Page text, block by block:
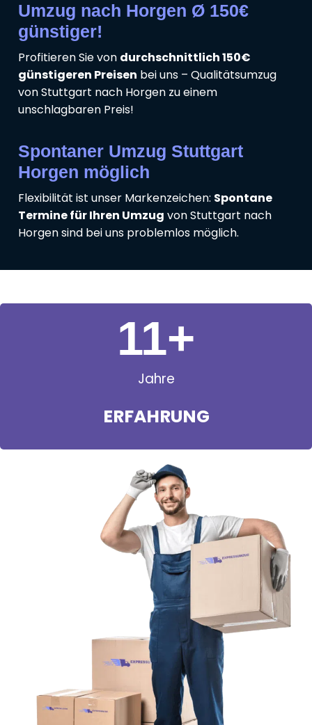
Umzug nach Horgen Ø 150€
günstiger!
Profitieren Sie von durchschnittlich 150€
günstigeren Preisen bei uns – Qualitätsumzug
von Stuttgart nach Horgen zu einem
unschlagbaren Preis!
Spontaner Umzug Stuttgart
Horgen möglich
Flexibilität ist unser Markenzeichen: Spontane
Termine für Ihren Umzug von Stuttgart nach
Horgen sind bei uns problemlos möglich.
Jahre
ERFAHRUNG
11+